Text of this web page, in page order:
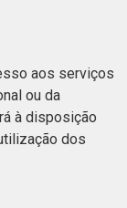
aos serviços
ou da
à disposição
dos